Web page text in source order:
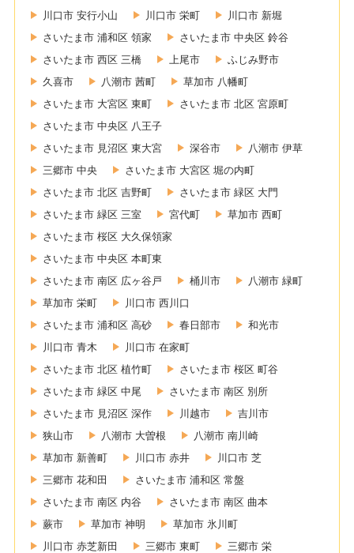
川口市 安行小山 川口市 栄町
川口市 新堀
さいたま市 浦和区 領家
さいたま市 中央区 鈴谷
さいたま市 西区 三橋
上尾市
ふじみ野市
久喜市
八潮市 茜町
草加市 八幡町
さいたま市 大宮区 東町
さいたま市 北区 宮原町
さいたま市 中央区 八王子
さいたま市 見沼区 東大宮
深谷市
八潮市 伊草
三郷市 中央
さいたま市 大宮区 堀の内町
さいたま市 北区 吉野町
さいたま市 緑区 大門
さいたま市 緑区 三室
宮代町
草加市 西町
さいたま市 桜区 大久保領家
さいたま市 中央区 本町東
さいたま市 南区 広ヶ谷戸
桶川市
八潮市 緑町
草加市 栄町
川口市 西川口
さいたま市 浦和区 高砂
春日部市
和光市
川口市 青木
川口市 在家町
さいたま市 北区 植竹町
さいたま市 桜区 町谷
さいたま市 緑区 中尾
さいたま市 南区 別所
さいたま市 見沼区 深作
川越市
吉川市
狭山市
八潮市 大曽根
八潮市 南川崎
草加市 新善町
川口市 赤井
川口市 芝
三郷市 花和田
さいたま市 浦和区 常盤
さいたま市 南区 内谷
さいたま市 南区 曲本
蕨市
草加市 神明
草加市 氷川町
川口市 赤芝新田
三郷市 東町 三郷市 栄